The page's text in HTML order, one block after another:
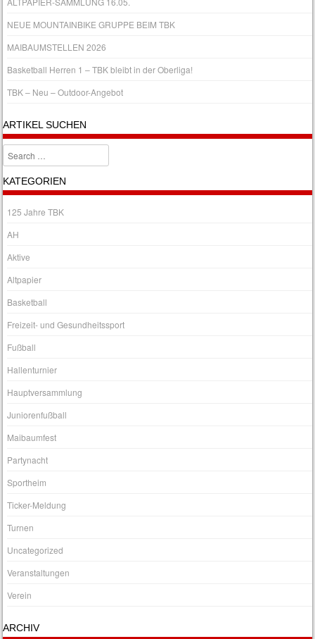
NEUE MOUNTAINBIKE GRUPPE BEIM TBK
MAIBAUMSTELLEN 2026
Basketball Herren 1 – TBK bleibt in der Oberliga!
TBK – Neu – Outdoor-Angebot
ARTIKEL SUCHEN
Search
KATEGORIEN
125 Jahre TBK
AH
Aktive
Altpapier
Basketball
Freizeit- und Gesundheitssport
Fußball
Hallenturnier
Hauptversammlung
Juniorenfußball
Maibaumfest
Partynacht
Sportheim
Ticker-Meldung
Turnen
Uncategorized
Veranstaltungen
Verein
ARCHIV